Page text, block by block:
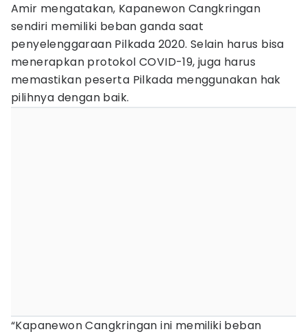
Amir mengatakan, Kapanewon Cangkringan
sendiri memiliki beban ganda saat
penyelenggaraan Pilkada 2020. Selain harus bisa
menerapkan protokol COVID-19, juga harus
memastikan peserta Pilkada menggunakan hak
pilihnya dengan baik.
“Kapanewon Cangkringan ini memiliki beban